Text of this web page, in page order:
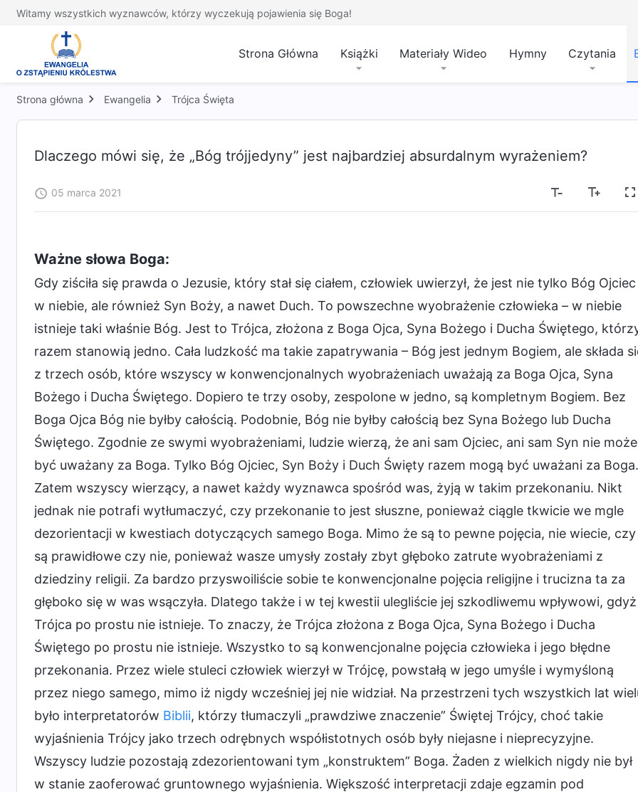
Witamy wszystkich wyznawców, którzy wyczekują pojawienia się Boga!
Strona Główna Książki Materiały Wideo Hymny Czytania
Strona główna Ewangelia Trójca Święta
Dlaczego mówi się, że „Bóg trójjedyny” jest najbardziej absurdalnym wyrażeniem?
05 marca 2021
Ważne słowa Boga:
Gdy ziściła się prawda o Jezusie, który stał się ciałem, człowiek uwierzył, że jest nie tylko Bóg Ojciec
w niebie, ale również Syn Boży, a nawet Duch. To powszechne wyobrażenie człowieka – w niebie
istnieje taki właśnie Bóg. Jest to Trójca, złożona z Boga Ojca, Syna Bożego i Ducha Świętego,
razem stanowią jedno. Cała ludzkość ma takie zapatrywania – Bóg jest jednym Bogiem, ale składa
z trzech osób, które wszyscy w konwencjonalnych wyobrażeniach uważają za Boga Ojca, Syna
Bożego i Ducha Świętego. Dopiero te trzy osoby, zespolone w jedno, są kompletnym Bogiem. Bez
Boga Ojca Bóg nie byłby całością. Podobnie, Bóg nie byłby całością bez Syna Bożego lub Ducha
Świętego. Zgodnie ze swymi wyobrażeniami, ludzie wierzą, że ani sam Ojciec, ani sam Syn nie może
być uważany za Boga. Tylko Bóg Ojciec, Syn Boży i Duch Święty razem mogą być uważani za Boga.
Zatem wszyscy wierzący, a nawet każdy wyznawca spośród was, żyją w takim przekonaniu. Nikt
jednak nie potrafi wytłumaczyć, czy przekonanie to jest słuszne, ponieważ ciągle tkwicie we mgle
dezorientacji w kwestiach dotyczących samego Boga. Mimo że są to pewne pojęcia, nie wiecie, czy
są prawidłowe czy nie, ponieważ wasze umysły zostały zbyt głęboko zatrute wyobrażeniami z
dziedziny religii. Za bardzo przyswoiliście sobie te konwencjonalne pojęcia religijne i trucizna ta za
głęboko się w was wsączyła. Dlatego także i w tej kwestii ulegliście jej szkodliwemu wpływowi, gdyż
Trójca po prostu nie istnieje. To znaczy, że Trójca złożona z Boga Ojca, Syna Bożego i Ducha
Świętego po prostu nie istnieje. Wszystko to są konwencjonalne pojęcia człowieka i jego błędne
przekonania. Przez wiele stuleci człowiek wierzył w Trójcę, powstałą w jego umyśle i wymyśloną
przez niego samego, mimo iż nigdy wcześniej jej nie widział. Na przestrzeni tych wszystkich lat
było interpretatorów Biblii, którzy tłumaczyli „prawdziwe znaczenie” Świętej Trójcy, choć takie
wyjaśnienia Trójcy jako trzech odrębnych współistotnych osób były niejasne i nieprecyzyjne.
Wszyscy ludzie pozostają zdezorientowani tym „konstruktem” Boga. Żaden z wielkich nigdy nie był
w stanie zaoferować gruntownego wyjaśnienia. Większość interpretacji zdaje egzamin pod